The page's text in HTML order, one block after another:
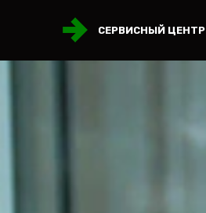
СЕРВИСНЫЙ ЦЕНТР